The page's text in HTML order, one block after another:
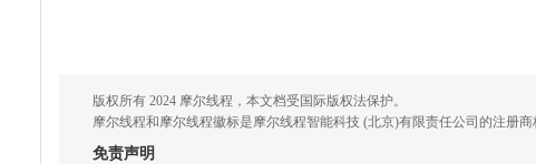
版权所有 2024 摩尔线程，本文档受国际版权法保护。
摩尔线程和摩尔线程徽标是摩尔线程智能科技 (北京)有限责任公司的注册商
免责声明